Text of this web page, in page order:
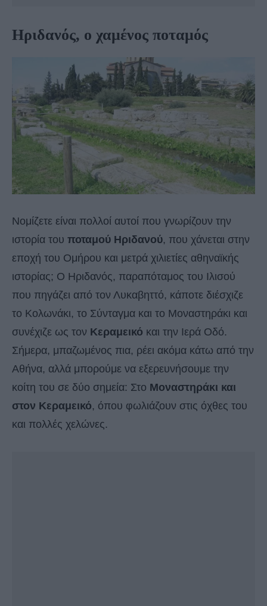
Ηριδανός, ο χαμένος ποταμός
Νομίζετε είναι πολλοί αυτοί που γνωρίζουν την
ιστορία του ποταμού Ηριδανού, που χάνεται στην
εποχή του Ομήρου και μετρά χιλιετίες αθηναϊκής
ιστορίας; Ο Ηριδανός, παραπόταμος του Ιλισού
που πηγάζει από τον Λυκαβηττό, κάποτε διέσχιζε
το Κολωνάκι, το Σύνταγμα και το Μοναστηράκι και
συνέχιζε ως τον Κεραμεικό και την Ιερά Oδό.
Σήμερα, μπαζωμένος πια, ρέει ακόμα κάτω από την
Αθήνα, αλλά μπορούμε να εξερευνήσουμε την
κοίτη του σε δύο σημεία: Στο Μοναστηράκι και
στον Κεραμεικό, όπου φωλιάζουν στις όχθες του
και πολλές χελώνες.